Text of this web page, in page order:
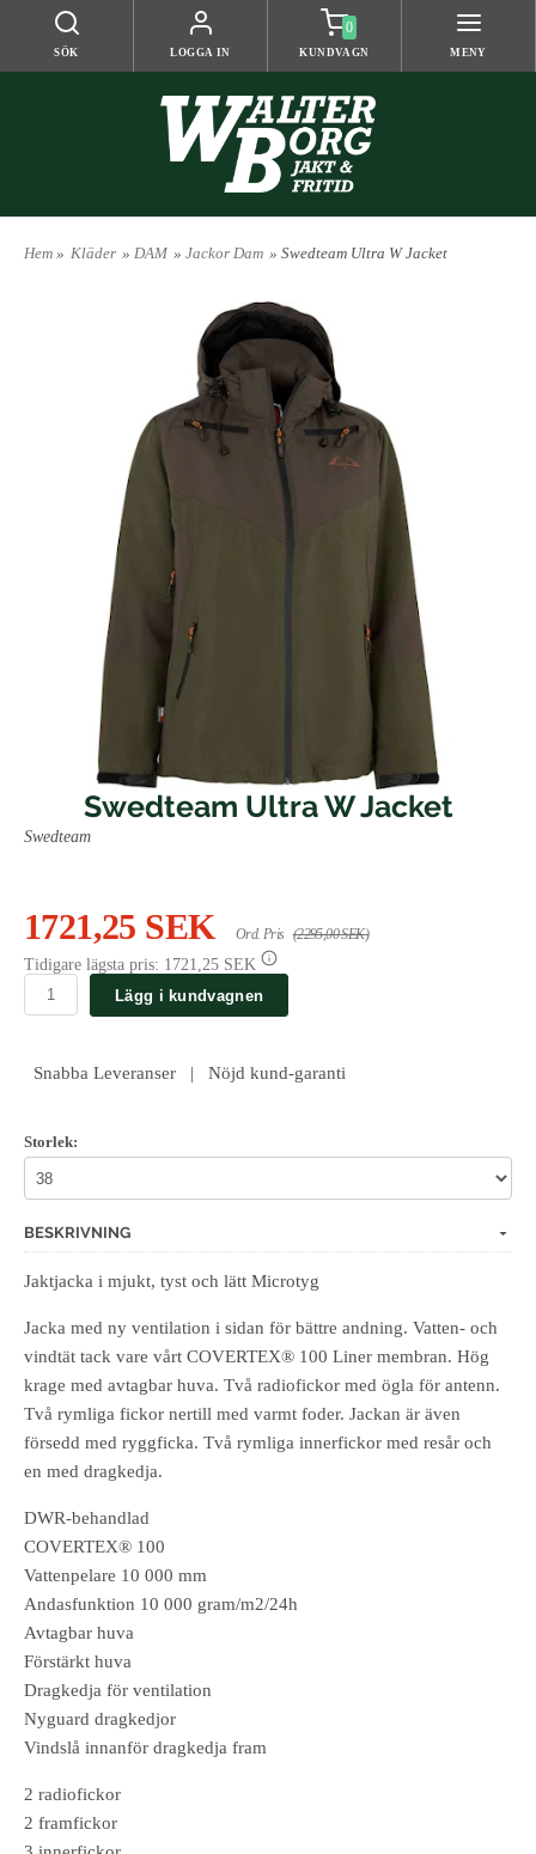
SÖK LOGGA IN
0
KUNDVAGN MENY
Hem » Kläder » DAM » Jackor Dam » Swedteam Ultra W Jacket
Swedteam Ultra W Jacket
Swedteam
1721,25 SEK Ord. Pris (2295,00 SEK)
Tidigare lägsta pris: 1721,25 SEK
Lägg i kundvagnen
Snabba Leveranser | Nöjd kund-garanti
Storlek:
BESKRIVNING
Jaktjacka i mjukt, tyst och lätt Microtyg
Jacka med ny ventilation i sidan för bättre andning. Vatten- och
vindtät tack vare vårt COVERTEX® 100 Liner membran. Hög
krage med avtagbar huva. Två radiofickor med ögla för antenn.
Två rymliga fickor nertill med varmt foder. Jackan är även
försedd med ryggficka. Två rymliga innerfickor med resår och
en med dragkedja.
DWR-behandlad
COVERTEX® 100
Vattenpelare 10 000 mm
Andasfunktion 10 000 gram/m2/24h
Avtagbar huva
Förstärkt huva
Dragkedja för ventilation
Nyguard dragkedjor
Vindslå innanför dragkedja fram
2 radiofickor
2 framfickor